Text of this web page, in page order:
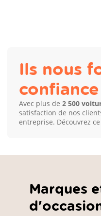
Ils nous
confiance
Avec plus de2 500
satisfaction de nos
entreprise. Découvrez
Marques